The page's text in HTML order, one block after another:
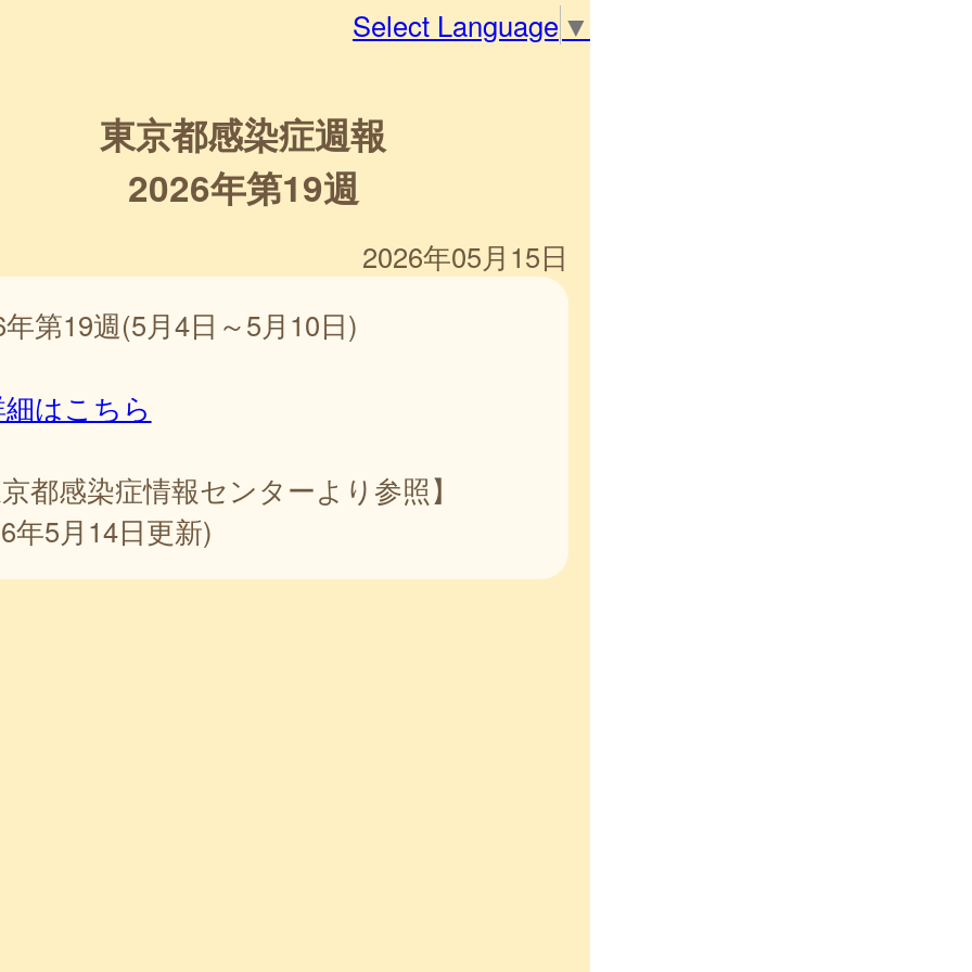
Select Language ▼
東京都感染症週報
2026年第19週
2026年05月15日
第19週(5月4日～5月10日)
はこちら
都感染症情報センターより参照】
年5月14日更新)